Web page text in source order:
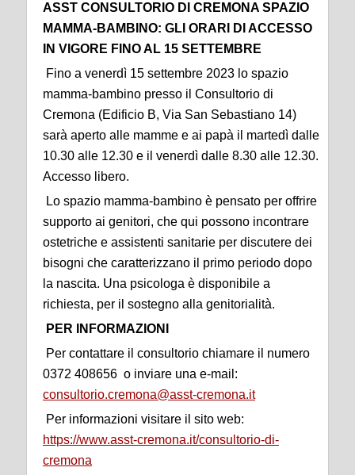
ASST CONSULTORIO DI CREMONA SPAZIO
MAMMA-BAMBINO: GLI ORARI DI ACCESSO
IN VIGORE FINO AL 15 SETTEMBRE
Fino a venerdì 15 settembre 2023 lo spazio
mamma-bambino presso il Consultorio di
Cremona (Edificio B, Via San Sebastiano 14)
sarà aperto alle mamme e ai papà il martedì dalle
10.30 alle 12.30 e il venerdì dalle 8.30 alle 12.30.
Accesso libero.
Lo spazio mamma-bambino è pensato per offrire
supporto ai genitori, che qui possono incontrare
ostetriche e assistenti sanitarie per discutere dei
bisogni che caratterizzano il primo periodo dopo
la nascita. Una psicologa è disponibile a
richiesta, per il sostegno alla genitorialità.
PER INFORMAZIONI
Per contattare il consultorio chiamare il numero
0372 408656 o inviare una e-mail:
consultorio.cremona@asst-cremona.it
Per informazioni visitare il sito web:
https://www.asst-cremona.it/consultorio-di-
cremona